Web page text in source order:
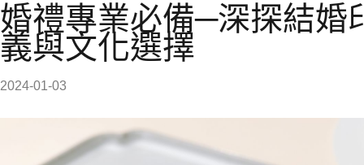
婚禮專業必備─深探結婚
義與文化選擇
2024-01-03